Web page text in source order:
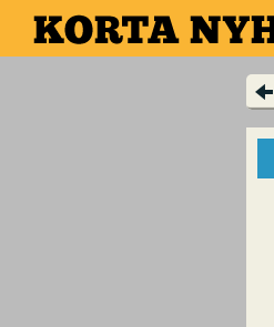
Hoppa
till